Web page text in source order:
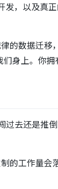
发，以及
的数据迁
身上。你
过去还是
的工作量